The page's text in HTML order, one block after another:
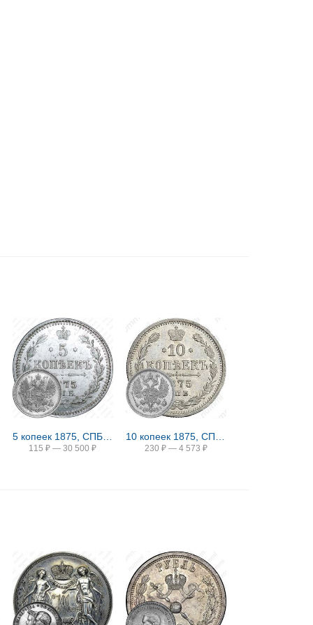
115 ₽ — 30 500 ₽ 230 ₽ — 4 573 ₽